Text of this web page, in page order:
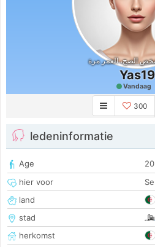
Yas19
Vandaag
300
ledeninformatie
Age
hier voor
land
stad
herkomst